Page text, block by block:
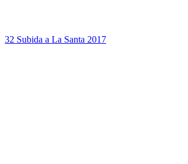
32 Subida a La Santa 2017